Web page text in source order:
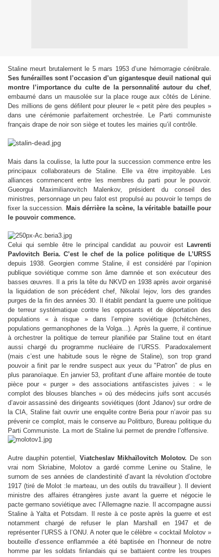
Staline meurt brutalement le 5 mars 1953 d’une hémorragie cérébrale.
Ses funérailles sont l’occasion d’un gigantesque deuil national qui
montre l’importance du culte de la personnalité autour du chef,
embaumé dans un mausolée sur la place rouge aux côtés de Lénine.
Des millions de gens défilent pour pleurer le « petit père des peuples »
dans une cérémonie parfaitement orchestrée. Le Parti communiste
français drape de noir son siège et toutes les mairies qu’il contrôle.
Mais dans la coulisse, la lutte pour la succession commence entre les
principaux collaborateurs de Staline. Elle va être impitoyable. Les
alliances commencent entre les membres du parti pour le pouvoir.
Gueorgui Maximilianovitch Malenkov, président du conseil des
ministres, personnage un peu falot est propulsé au pouvoir le temps de
fixer la succession. Mais dérrière la scène, la véritable bataille pour
le pouvoir commence.
Celui qui semble être le principal candidat au pouvoir est Lavrenti
Pavlovitch Beria. C’est le chef de la police politique de L’URSS
depuis 1938. Georgien comme Staline, il est considéré par l’opinion
publique soviétique comme son âme damnée et son exécuteur des
basses œuvres. Il a pris la tête du NKVD en 1938 après avoir organisé
la liquidation de son précédent chef, Nikolaï Iejov, lors des grandes
purges de la fin des années 30. Il établit pendant la guerre une politique
de terreur systématique contre les opposants et de déportation des
populations « à risque » dans l’empire soviétique (tchétchènes,
populations germanophones de la Volga…). Après la guerre, il continue
à orchestrer la politique de terreur planifiée par Staline tout en étant
aussi chargé du programme nucléaire de l’URSS. Paradoxalement
(mais c’est une habitude sous le règne de Staline), son trop grand
pouvoir a finit par le rendre suspect aux yeux du "Patron" de plus en
plus paranoïaque. En janvier 53, profitant d’une affaire montée de toute
pièce pour « purger » des associations antifascistes juives : « le
complot des blouses blanches » où des médecins juifs sont accusés
d’avoir assassiné des dirigeants soviétiques (dont Jdanov) sur ordre de
la CIA, Staline fait ouvrir une enquête contre Beria pour n’avoir pas su
prévenir ce complot, mais le conserve au Politburo, Bureau politique du
Parti Communiste. La mort de Staline lui permet de prendre l’offensive.
Autre dauphin potentiel, Viatcheslav Mikhaïlovitch Molotov. De son
vrai nom Skriabine, Molotov a gardé comme Lenine ou Staline, le
surnom de ses années de clandestinité d’avant la révolution d’octobre
1917 (tiré de Molot :le marteau, un des outils du travailleur ). Il devient
ministre des affaires étrangères juste avant la guerre et négocie le
pacte germano soviétique avec l’Allemagne nazie. Il accompagne aussi
Staline à Yalta et Potsdam. Il reste à ce poste après la guerre et est
notamment chargé de refuser le plan Marshall en 1947 et de
représenter l’URSS à l’ONU. A noter que le célèbre « cocktail Molotov »
bouteille d’essence enflammée a été baptisée en l’honneur de notre
homme par les soldats finlandais qui se battaient contre les troupes